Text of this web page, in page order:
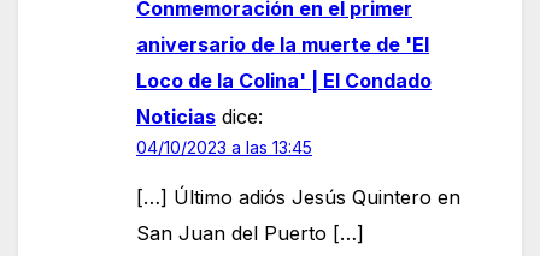
Conmemoración en el primer
aniversario de la muerte de 'El
Loco de la Colina' | El Condado
Noticias dice:
04/10/2023 a las 13:45
[…] Último adiós Jesús Quintero en
San Juan del Puerto […]